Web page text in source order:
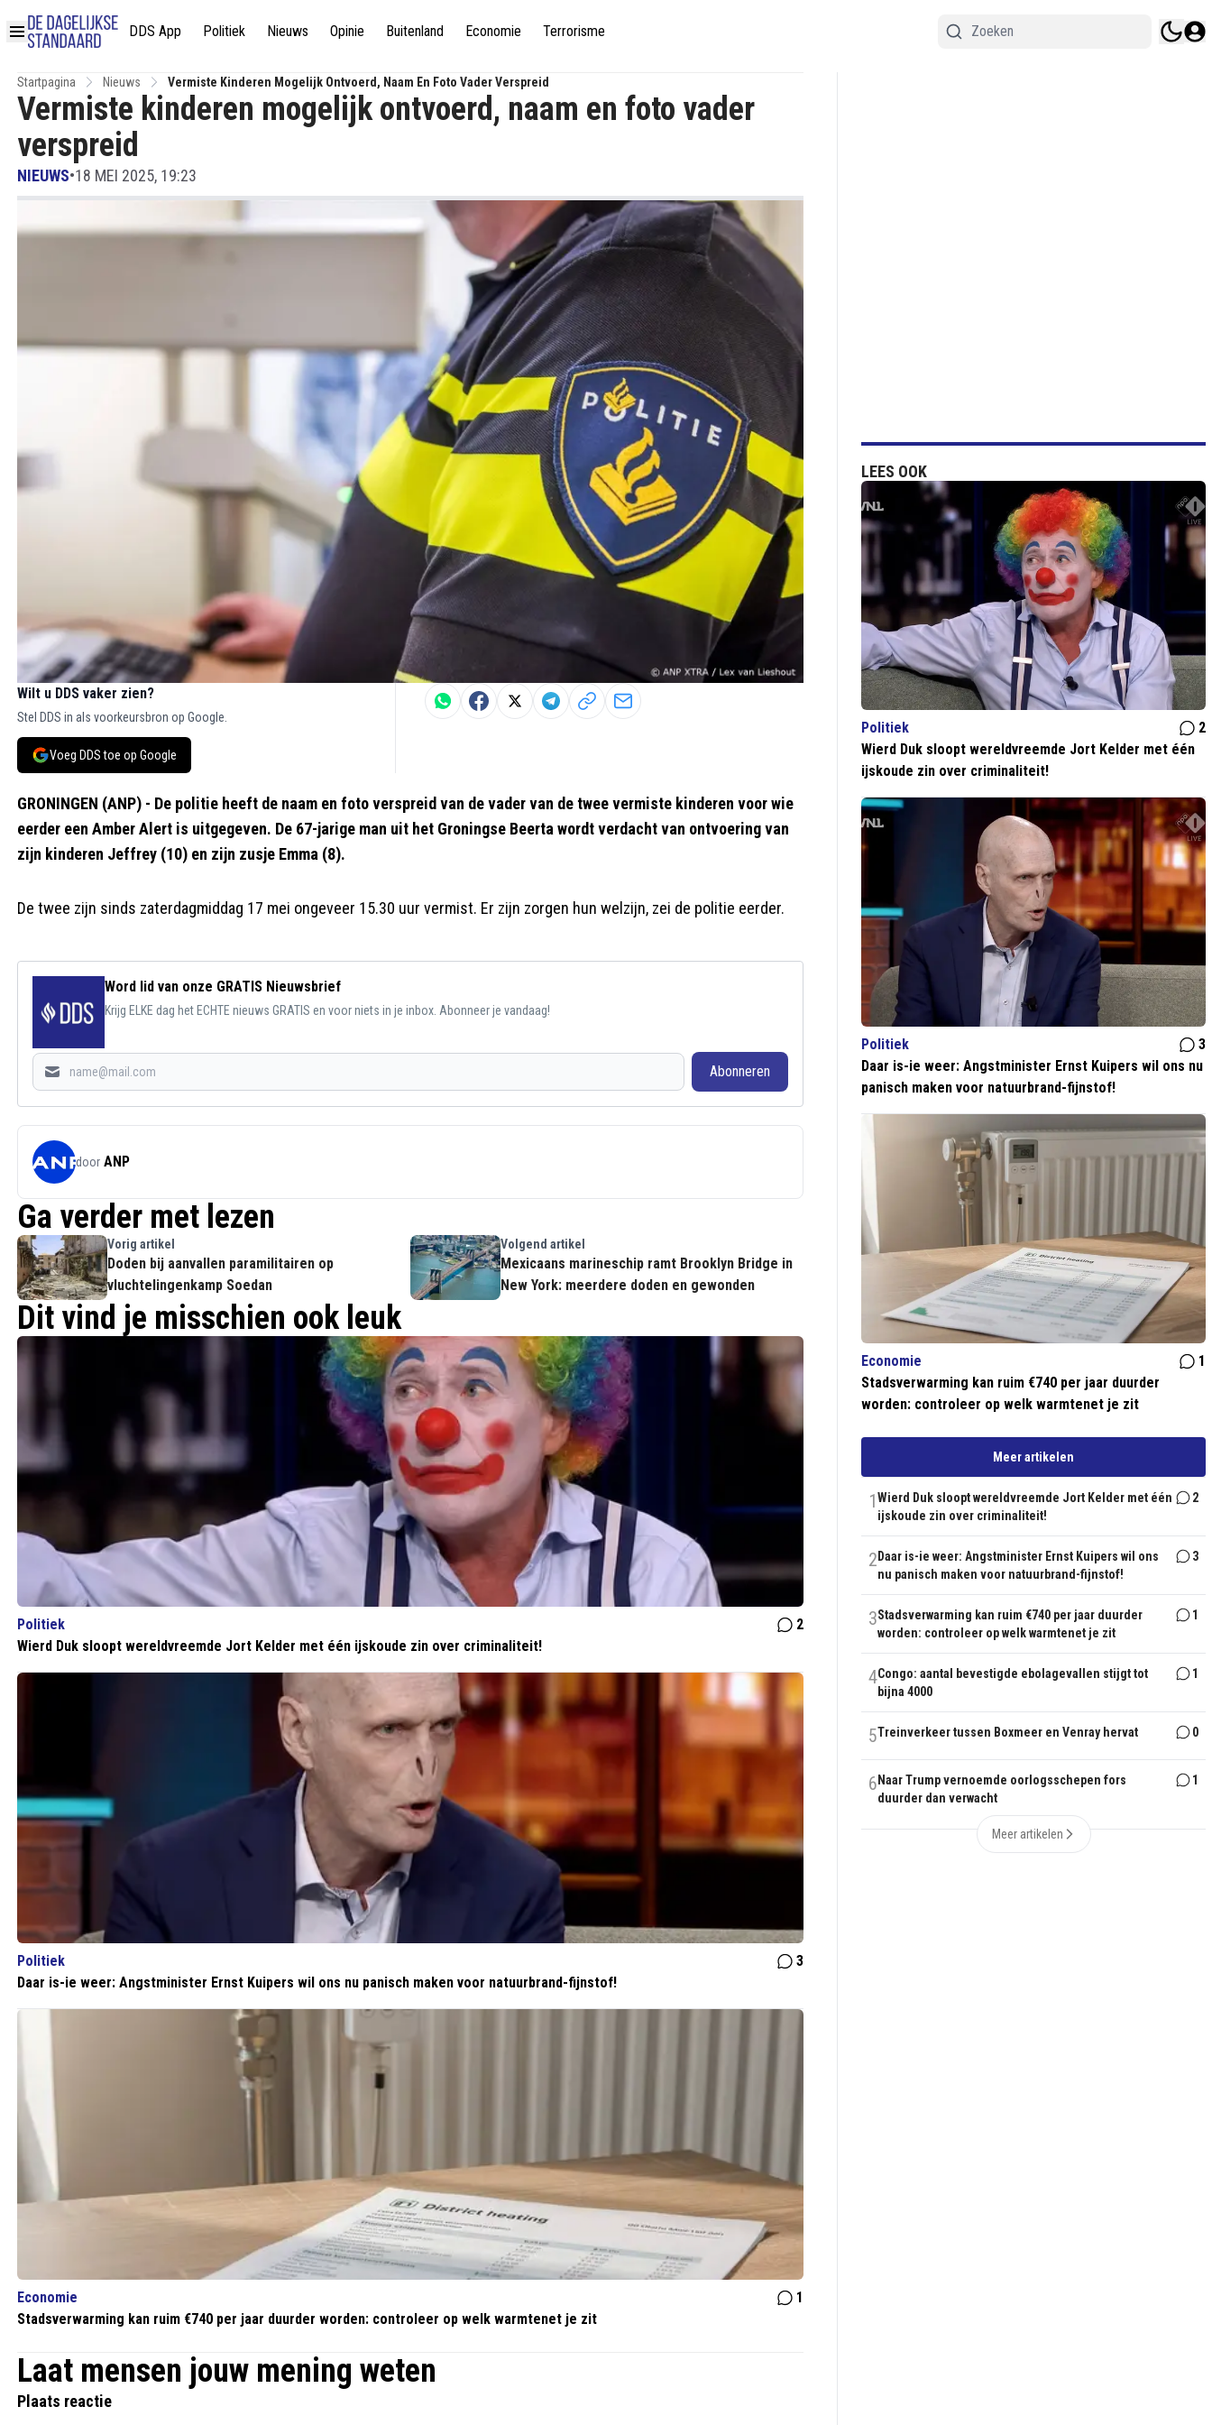
DDS App Politiek Nieuws Opinie Buitenland Economie Terrorisme
Startpagina Nieuws Vermiste Kinderen Mogelijk Ontvoerd, Naam En Foto Vader Verspreid
Vermiste kinderen mogelijk ontvoerd, naam en foto vader
verspreid
NIEUWS•18 MEI 2025, 19:23
Wilt u DDS vaker zien?
Stel DDS in als voorkeursbron op Google.
Voeg DDS toe op Google
GRONINGEN (ANP) - De politie heeft de naam en foto verspreid van de vader van de twee vermiste kinderen voor wie
eerder een Amber Alert is uitgegeven. De 67-jarige man uit het Groningse Beerta wordt verdacht van ontvoering van
zijn kinderen Jeffrey (10) en zijn zusje Emma (8).
De twee zijn sinds zaterdagmiddag 17 mei ongeveer 15.30 uur vermist. Er zijn zorgen hun welzijn, zei de politie eerder.
Word lid van onze GRATIS Nieuwsbrief
Krijg ELKE dag het ECHTE nieuws GRATIS en voor niets in je inbox. Abonneer je vandaag!
Abonneren
door ANP
Ga verder met lezen
Vorig artikel
Doden bij aanvallen paramilitairen op
vluchtelingenkamp Soedan
Volgend artikel
Mexicaans marineschip ramt Brooklyn Bridge in
New York: meerdere doden en gewonden
Dit vind je misschien ook leuk
Politiek
2
Wierd Duk sloopt wereldvreemde Jort Kelder met één ijskoude zin over criminaliteit!
Politiek
3
Daar is-ie weer: Angstminister Ernst Kuipers wil ons nu panisch maken voor natuurbrand-fijnstof!
Economie
1
Stadsverwarming kan ruim €740 per jaar duurder worden: controleer op welk warmtenet je zit
Laat mensen jouw mening weten
Plaats reactie
LEES OOK
Politiek
2
Wierd Duk sloopt wereldvreemde Jort Kelder met één
ijskoude zin over criminaliteit!
Politiek
3
Daar is-ie weer: Angstminister Ernst Kuipers wil ons nu
panisch maken voor natuurbrand-fijnstof!
Economie
1
Stadsverwarming kan ruim €740 per jaar duurder
worden: controleer op welk warmtenet je zit
Meer artikelen
1Wierd Duk sloopt wereldvreemde Jort Kelder met één
ijskoude zin over criminaliteit!
2
2 Daar is-ie weer: Angstminister Ernst Kuipers wil ons
nu panisch maken voor natuurbrand-fijnstof!
3
3Stadsverwarming kan ruim €740 per jaar duurder
worden: controleer op welk warmtenet je zit
1
4Congo: aantal bevestigde ebolagevallen stijgt tot
bijna 4000
1
5Treinverkeer tussen Boxmeer en Venray hervat 0
6 Naar Trump vernoemde oorlogsschepen fors
duurder dan verwacht
1
Meer artikelen